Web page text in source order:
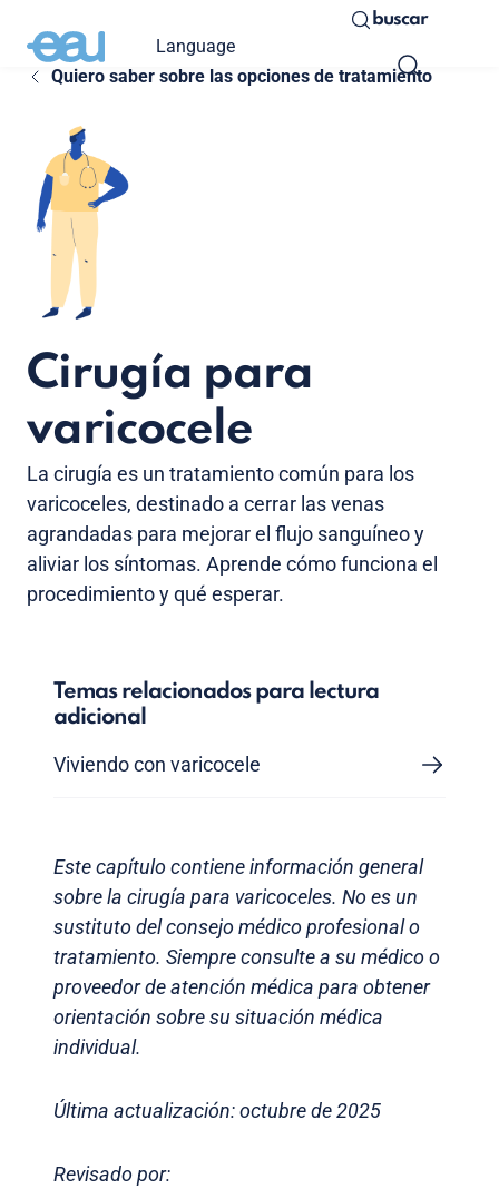
Language
buscar
Quiero saber sobre las opciones de tratamiento
Cirugía para
varicocele
La cirugía es un tratamiento común para los
varicoceles, destinado a cerrar las venas
agrandadas para mejorar el flujo sanguíneo y
aliviar los síntomas. Aprende cómo funciona el
procedimiento y qué esperar.
Temas relacionados para lectura
adicional
Viviendo con varicocele
Este capítulo contiene información general
sobre la cirugía para varicoceles. No es un
sustituto del consejo médico profesional o
tratamiento. Siempre consulte a su médico o
proveedor de atención médica para obtener
orientación sobre su situación médica
individual.
Última actualización: octubre de 2025
Revisado por: